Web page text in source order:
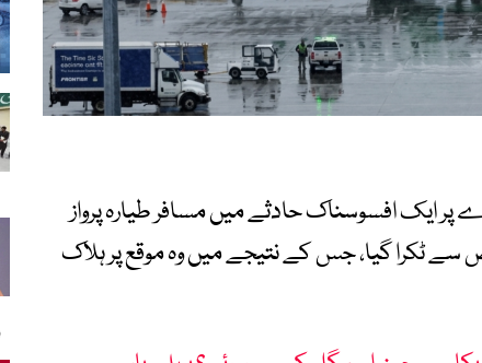
پر ایک افسوسناک حادثے میں مسافر طیارہ پرواز
ٹکرا گیا، جس کے نتیجے میں وہ موقع پر ہلاک